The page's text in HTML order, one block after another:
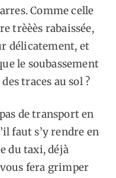
Comme celle
trèèès rabaissée,
délicatement, et
le soubassement
traces au sol ?
de transport en
faut s’y rendre en
du taxi, déjà
fera grimper